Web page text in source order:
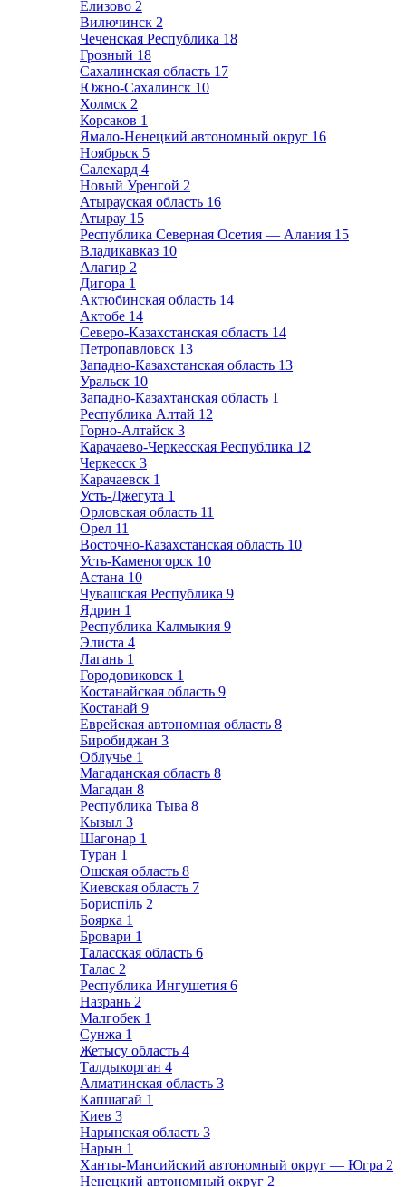
Елизово 2
Вилючинск 2
Чеченская Республика 18
Грозный 18
Сахалинская область 17
Южно-Сахалинск 10
Холмск 2
Корсаков 1
Ямало-Ненецкий автономный округ 16
Ноябрьск 5
Салехард 4
Новый Уренгой 2
Атырауская область 16
Атырау 15
Республика Северная Осетия — Алания 15
Владикавказ 10
Алагир 2
Дигора 1
Актюбинская область 14
Актобе 14
Северо-Казахстанская область 14
Петропавловск 13
Западно-Казахстанская область 13
Уральск 10
Западно-Казахтанская область 1
Республика Алтай 12
Горно-Алтайск 3
Карачаево-Черкесская Республика 12
Черкесск 3
Карачаевск 1
Усть-Джегута 1
Орловская область 11
Орел 11
Восточно-Казахстанская область 10
Усть-Каменогорск 10
Астана 10
Чувашская Республика 9
Ядрин 1
Республика Калмыкия 9
Элиста 4
Лагань 1
Городовиковск 1
Костанайская область 9
Костанай 9
Еврейская автономная область 8
Биробиджан 3
Облучье 1
Магаданская область 8
Магадан 8
Республика Тыва 8
Кызыл 3
Шагонар 1
Туран 1
Ошская область 8
Киевская область 7
Бориспіль 2
Боярка 1
Бровари 1
Таласская область 6
Талас 2
Республика Ингушетия 6
Назрань 2
Малгобек 1
Сунжа 1
Жетысу область 4
Талдыкорган 4
Алматинская область 3
Капшагай 1
Киев 3
Нарынская область 3
Нарын 1
Ханты-Мансийский автономный округ — Югра 2
Ненецкий автономный округ 2